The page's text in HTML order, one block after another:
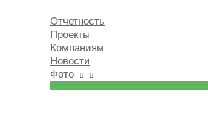
Отчетность
Проекты
Компаниям
Новости
Фото